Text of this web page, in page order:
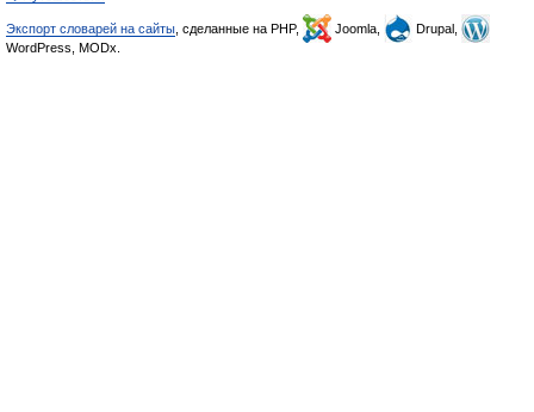
Экспорт словарей на сайты , сделанные на PHP, Joomla,
Drupal,
WordPress, MODx.